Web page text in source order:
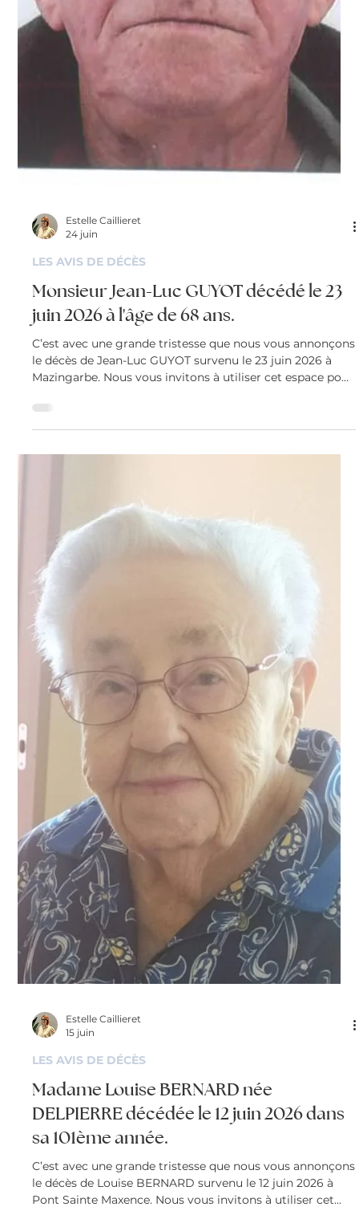
le décès de Françoise WAREMBOURG survenu le 4 juillet
2026 à Mazingarbe. Nous vous invitons à utiliser cet
espace pour laisser vos condoléances, partager des
photos souvenirs, une anecdote ou exprimer vos pensées
à travers des poèmes ou des textes.
Estelle Caillieret
24 juin
LES AVIS DE DÉCÈS
Monsieur Jean-Luc GUYOT décédé le 23
juin 2026 à l'âge de 68 ans.
C’est avec une grande tristesse que nous vous annonçons
le décès de Jean-Luc GUYOT survenu le 23 juin 2026 à
Mazingarbe. Nous vous invitons à utiliser cet espace pour
laisser vos condoléances, partager des photos souvenirs,
une anecdote ou exprimer vos pensées à travers des
poèmes ou des textes.